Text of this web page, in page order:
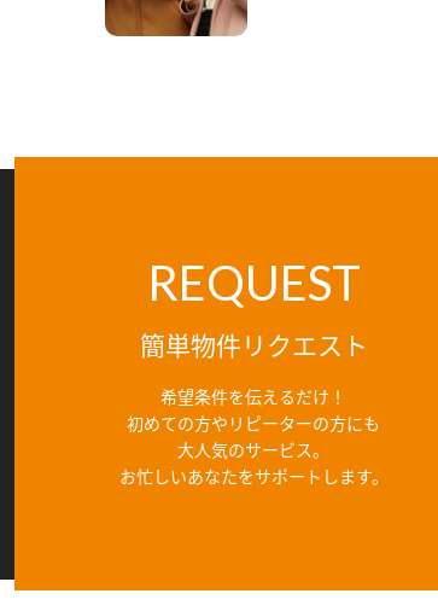
REQUEST
簡単物件リクエスト
希望条件を伝えるだけ！
初めての方やリピーターの方にも
大人気のサービス。
お忙しいあなたをサポートします。